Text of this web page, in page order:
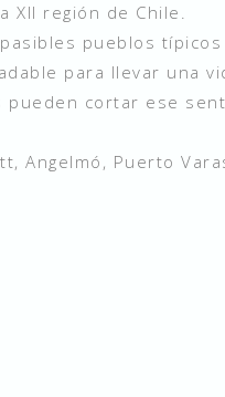
XII región de Chile.
pueblos
para llevar una
cortar ese
Puerto